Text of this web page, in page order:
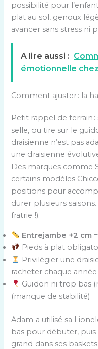
possibilité pour
plat au sol, genoux
avancer sans stress ni
A lire aussi :
émotionnelle
Comment ajuster : la
Petit rappel de terrain
selle, ou tire sur le
draisienne n’est pas
une draisienne
Des marques comme
certains modèles
positions pour
durer plusieurs
fratrie !).
Entrejambe +2 cm
Pieds à plat
Privilégier une
racheter chaque année
Guidon ni trop bas
(manque de stabilité)
Adam a utilisé sa
bas pour débuter, puis
grand dans ses